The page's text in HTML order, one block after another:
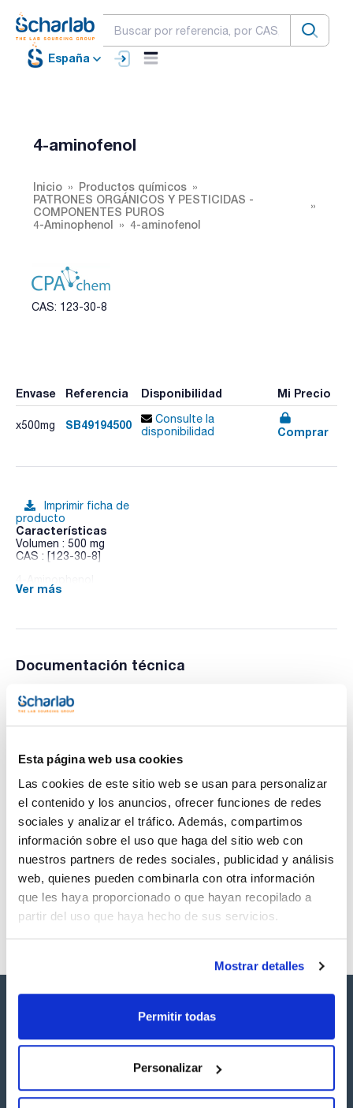
Esta página web usa cookies
Las cookies de este sitio web se usan para personalizar
el contenido y los anuncios, ofrecer funciones de redes
sociales y analizar el tráfico. Además, compartimos
información sobre el uso que haga del sitio web con
nuestros partners de redes sociales, publicidad y análisis
web, quienes pueden combinarla con otra información
que les haya proporcionado o que hayan recopilado a
partir del uso que haya hecho de sus servicios.
Mostrar detalles
Permitir todas
Personalizar
España
4-aminofenol
Inicio
Productos químicos
PATRONES ORGÁNICOS Y PESTICIDAS -
COMPONENTES PUROS
4-Aminophenol
4-aminofenol
CAS: 123-30-8
Envase Referencia Disponibilidad Mi Precio
x500mg SB49194500
Consulte la
disponibilidad
Comprar
Imprimir ficha de
producto
Características
Volumen : 500 mg
CAS : [123-30-8]
Ver más
Documentación técnica
TDS / Ficha técnica
Regístrate para
Regístrate para
descargas
productos marca Scharlau habitualmente en stock,
listos para una entrega inmediata.